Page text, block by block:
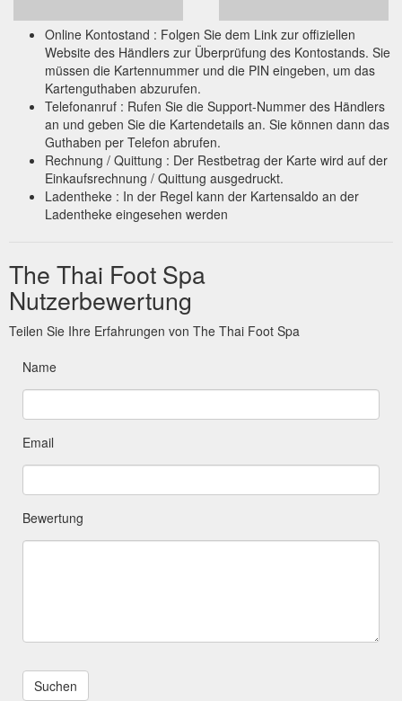
Mother''s Day Deluxe Spa Pedi Gift Card | The Thai Foot Spa
Mother’s Day Deluxe Spa Pedi Gift Card $ 125.00 AUD. All
fields below are required. Add to Cart. SKU: Product #Spa003
Category: Mother''s Day Printed Gift Cards. Share. 75min
Mother’s Day Deluxe Spa Pedi This Deluxe Spa Pedi
Contains: Coffee Bean Foot Bath + Coffee Bean & Sugar Foot
Scrub + OPI Pedi + Warm Hazelnut Oil Thai Foot Massage +
Asian Reflexology + Hot Towel Foot Wrap + Piccolo ...
https://thaifootspa.com.au/online-store/mothers-day-printed-
gift-cards/mothers-day-deluxe-spa-pedi-gift-card/
Online Kontostand : Folgen Sie dem Link zur offiziellen
Website des Händlers zur Überprüfung des Kontostands. Sie
müssen die Kartennummer und die PIN eingeben, um das
Kartenguthaben abzurufen.
Telefonanruf : Rufen Sie die Support-Nummer des Händlers
an und geben Sie die Kartendetails an. Sie können dann das
Guthaben per Telefon abrufen.
Rechnung / Quittung : Der Restbetrag der Karte wird auf der
Einkaufsrechnung / Quittung ausgedruckt.
Ladentheke : In der Regel kann der Kartensaldo an der
Ladentheke eingesehen werden
The Thai Foot Spa
Nutzerbewertung
Teilen Sie Ihre Erfahrungen von The Thai Foot Spa
Name
Email
Bewertung